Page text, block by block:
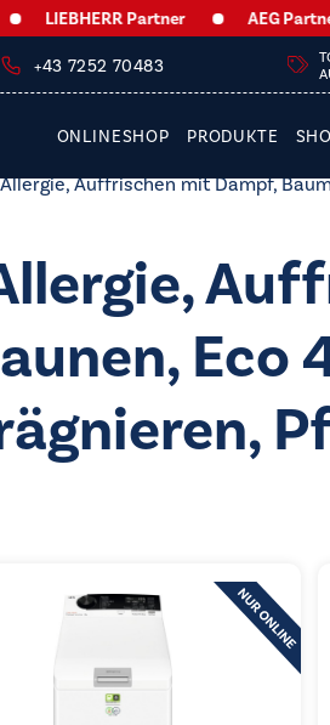
LIEBHERR Partner AEG Partner
+43 7252 70483
ONLINESHOP PRODUKTE
Auffrischen mit Dampf,
Eco